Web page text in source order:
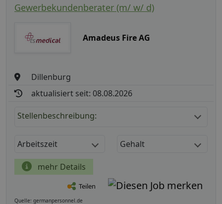
Gewerbekundenberater (m/ w/ d)
Amadeus Fire AG
Dillenburg
aktualisiert seit: 08.08.2026
Stellenbeschreibung:
Arbeitszeit Gehalt
mehr Details
Teilen
Quelle: germanpersonnel.de